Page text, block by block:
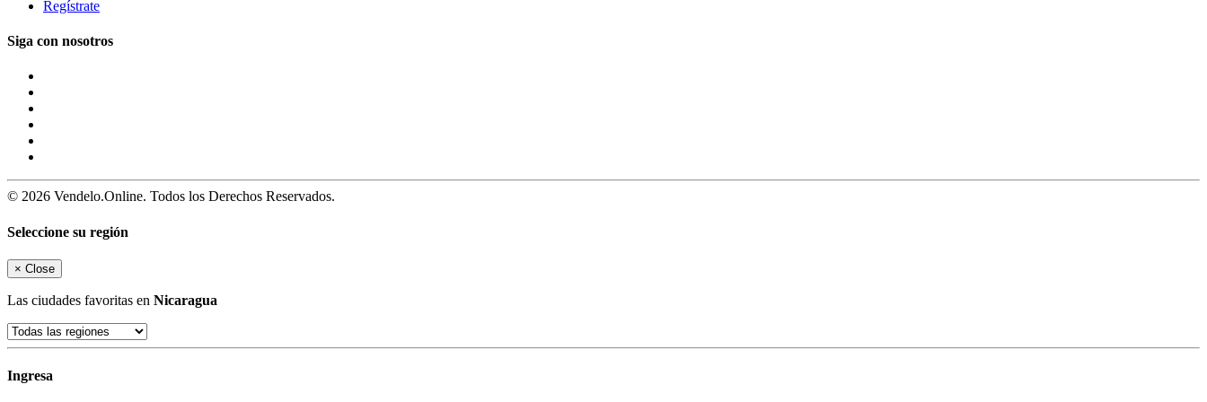
Regístrate
Siga con nosotros
© 2026 Vendelo.Online. Todos los Derechos Reservados.
Seleccione su región
× Close
Las ciudades favoritas en Nicaragua
Ingresa